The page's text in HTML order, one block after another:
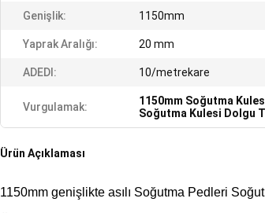
Genişlik: 1150mm
Yaprak Aralığı: 20 mm
ADEDI: 10/metrekare
Vurgulamak: 1150mm Soğutma
Soğutma Kulesi Dolgu
Ürün Açıklaması
1150mm genişlikte asılı Soğutma Pedleri